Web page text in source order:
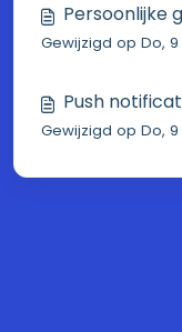
Persoonlijke
Gewijzigd op Do, 9
Push
Gewijzigd op Do, 9